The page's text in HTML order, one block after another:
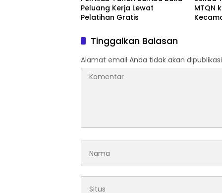
Peluang Kerja Lewat
Pelatihan Gratis
MTQN
Tinggalkan Balasan
Alamat email Anda tidak akan